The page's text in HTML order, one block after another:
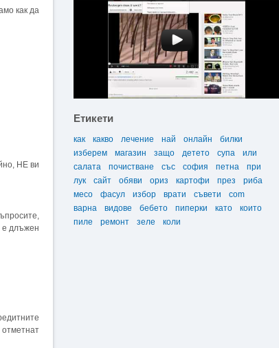
как да
НЕ ви
е длъжен
Етикети
как какво лечение най онлайн
билки
изберем
магазин защо детето супа
или
салата
почистване със софия петна
при
лук
сайт обяви ориз картофи през
риба
месо
фасул избор врати съвети
com
варна
видове бебето пиперки като
които
пиле
ремонт зеле коли